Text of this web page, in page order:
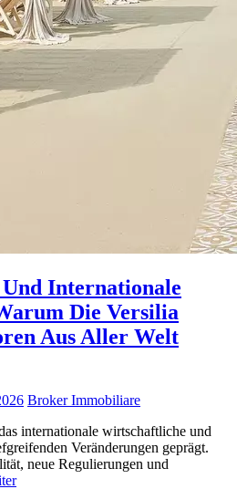
Internationale
Die Versilia
Aus Aller Welt
Broker Immobiliare
internationale wirtschaftliche und
Veränderungen geprägt.
neue Regulierungen und